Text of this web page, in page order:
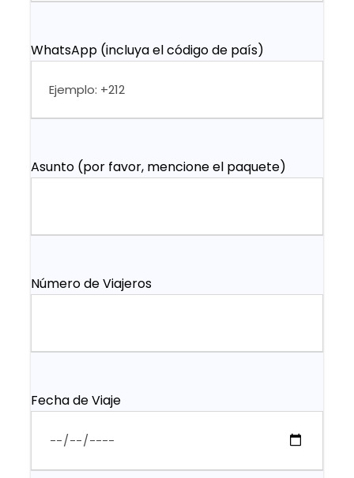
WhatsApp (incluya el código de país)
Asunto (por favor, mencione el paquete)
Número de Viajeros
Fecha de Viaje